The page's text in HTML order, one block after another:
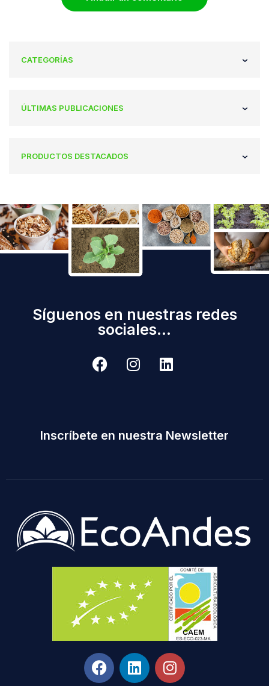
CATEGORÍAS
ÚLTIMAS PUBLICACIONES
PRODUCTOS DESTACADOS
Síguenos en nuestras redes
sociales...
Inscríbete en nuestra Newsletter